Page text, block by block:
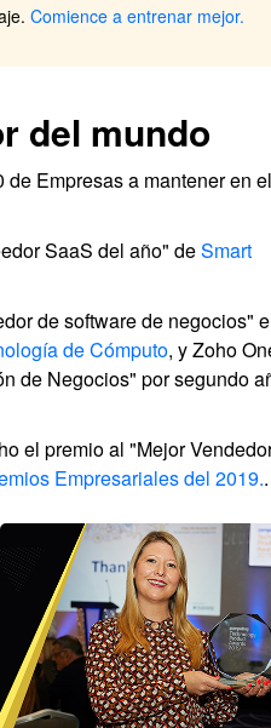
Comience a entrenar mejor.
del mundo
Empresas a mantener en el
SaaS del año" deSmart
de software de negocios"
de Cómputo, y Zoho
de Negocios" por segundo
el premio al "Mejor
Empresariales del 2019..